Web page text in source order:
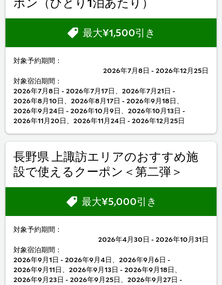
対象予約期間：
2026年7月8日 - 2026年12月25日
対象宿泊期間：
2026年7月8日 - 2026年7月17日、2026年7月21日 -
2026年8月10日、2026年8月17日 - 2026年9月18日、
2026年9月24日 - 2026年10月9日、2026年10月13日 -
2026年11月20日、2026年11月24日 - 2026年12月25日
最大¥1,500引き
対象予約期間：
2026年4月30日 - 2026年10月31日
対象宿泊期間：
2026年9月1日 - 2026年9月4日、2026年9月6日 -
2026年9月11日、2026年9月13日 - 2026年9月18日、
2026年9月23日 - 2026年9月25日、2026年9月27日 -
最大¥5,000引き
長野県 上諏訪エリアのおすすめ施
設で使えるクーポン＜第二弾＞